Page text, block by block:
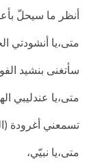
أنظر ما سيحلّ
متى،يا أنشودتي
سأتغنى بنشيد
متى،يا عندليبي
تسمعني أغرودة
متى،يا نبيّي،